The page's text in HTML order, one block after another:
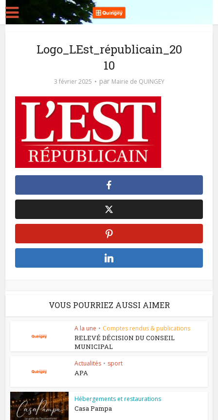
Logo_LEst_républicain_20
10
3 février 2025 par Mairie de QUINGEY
VOUS POURRIEZ AUSSI AIMER
A la une • Comptes rendus & publications
RELEVÉ DÉCISION DU CONSEIL
MUNICIPAL
Actualités • sport
APA
Hébergements et restaurations
Casa Pampa